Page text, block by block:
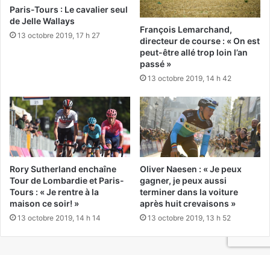
Paris-Tours : Le cavalier seul
de Jelle Wallays
13 octobre 2019, 17 h 27
François Lemarchand,
directeur de course : « On est
peut-être allé trop loin l’an
passé »
13 octobre 2019, 14 h 42
Rory Sutherland enchaîne
Tour de Lombardie et Paris-
Tours : « Je rentre à la
maison ce soir! »
13 octobre 2019, 14 h 14
Oliver Naesen : « Je peux
gagner, je peux aussi
terminer dans la voiture
après huit crevaisons »
13 octobre 2019, 13 h 52